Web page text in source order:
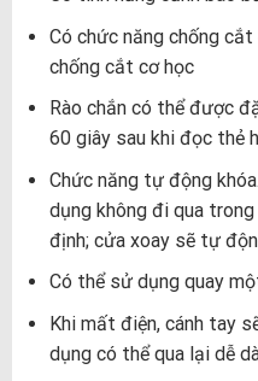
Có chức năng chống
chống cắt cơ học
Rào chắn có thể được
60 giây sau khi đọc thẻ
Chức năng tự động
dụng không đi qua
định; cửa xoay sẽ tự
Có thể sử dụng quay
Khi mất điện, cánh tay
dụng có thể qua lại dễ